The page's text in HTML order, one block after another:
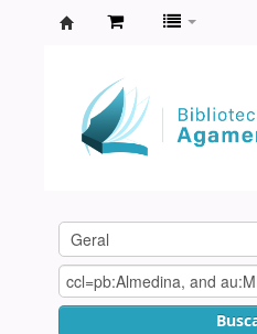
Agamenon
Magalhães